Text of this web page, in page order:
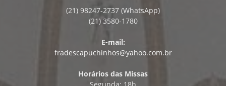
(21) 98247-2737 (WhatsApp)
(21) 3580-1780
E-mail:
fradescapuchinhos@yahoo.com.br
Horários das Missas
Segunda: 18h